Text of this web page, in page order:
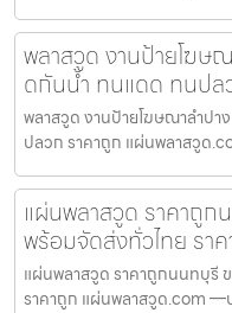
พลาสวูด งานป้ายโฆษ
ดกันน้ำ ทนแดด ทนปล
พลาสวูด งานป้ายโฆษณาลำป
ปลวก ราคาถูก แผ่นพลาสวูด
แผ่นพลาสวูด ราคาถู
พร้อมจัดส่งทั่วไทย รา
แผ่นพลาสวูด ราคาถูกนนทบุรี
ราคาถูก แผ่นพลาสวูด.com —